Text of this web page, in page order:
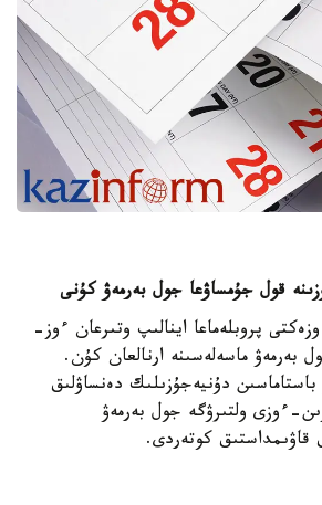
قول جۇمساۋعا جول بەرمەۋ كۇنى
پروبلەماعا اينالىپ وتىرعان ءوز-
بەرمەۋ ماسەلەسىنە ارنالعان كۇن.
دۇنيەجۇزىلىك دەنساۋلىق
ءوزى ولتىرۋگە جول بەرمەۋ
قاۋىمداستىق كوتەردى.